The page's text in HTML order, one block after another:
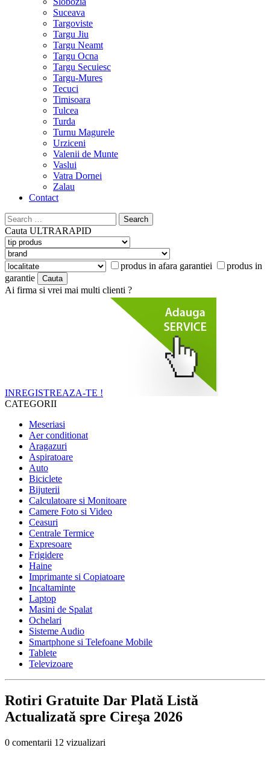
Suceava
Targoviste
Targu Jiu
Targu Neamt
Targu Ocna
Targu Secuiesc
Targu-Mures
Tecuci
Timisoara
Tulcea
Turda
Turnu Magurele
Urziceni
Valenii de Munte
Vaslui
Vatra Dornei
Zalau
Contact
Search
for:
Cauta ULTRARAPID
produs in afara garantiei
produs in
garantie
Ai firma si vrei mai multi clienti ?
INREGISTREAZA-TE !
CATEGORII
Meseriasi
Aer conditionat
Aragazuri
Aspiratoare
Auto
Biciclete
Bijuterii
Calculatoare si Monitoare
Camere Foto si Video
Ceasuri
Centrale Termice
Expresoare
Frigidere
Haine
Imprimante si Copiatoare
Incaltaminte
Laptop
Masini de Spalat
Ochelari
Sisteme Audio
Smartphone si Telefoane Mobile
Tablete
Televizoare
Rotiri Gratuite Dar Plată Listă
Actualizată spre Cireşa 2026
0 comentarii 12 vizualizari